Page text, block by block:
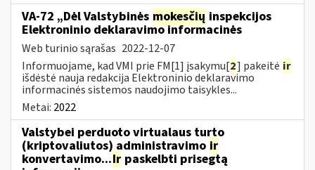
VA-72 „Dėl Valstybinės mokesčių inspekcijos
Elektroninio deklaravimo informacinės
Web turinio sąrašas 2022-12-07
Informuojame, kad VMI prie FM[1] įsakymu[2] pakeitė ir
išdėstė nauja redakcija Elektroninio deklaravimo
informacinės sistemos naudojimo taisykles...
Metai: 2022
Valstybei perduoto virtualaus turto
(kriptovaliutos) administravimo ir
konvertavimo...Ir paskelbti prisegtą